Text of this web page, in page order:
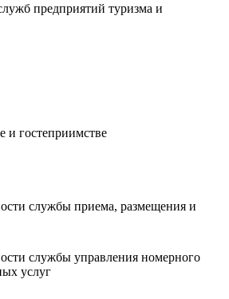
предприятий туризма и
и гостеприимстве
службы приема, размещения и
службы управления номерного
услуг